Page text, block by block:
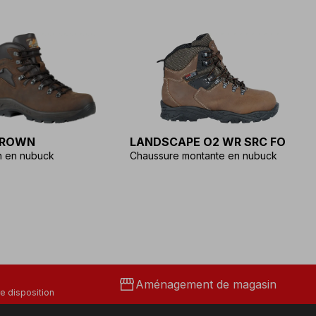
en nubuck
LANDSCAPE O2 WR SRC FO
Chaussure montante en nubuck
disposition storefrontAménagement de magasin